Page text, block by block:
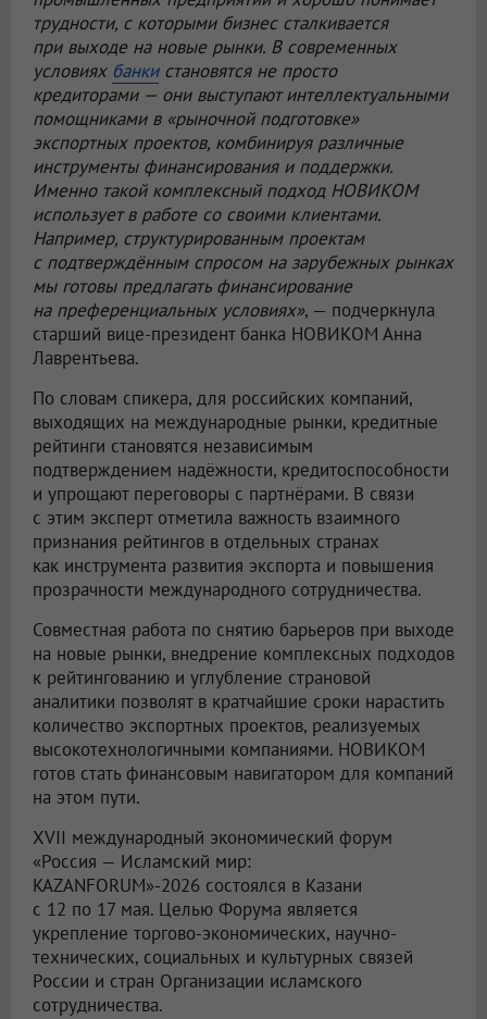
трудности, с которыми бизнес сталкивается
при выходе на новые рынки. В современных
условиях банкистановятся не просто
кредиторами — они выступают интеллектуальными
помощниками в «рыночной подготовке»
экспортных проектов, комбинируя различные
инструменты финансирования и поддержки.
Именно такой комплексный подход НОВИКОМ
использует в работе со своими клиентами.
Например, структурированным проектам
с подтверждённым спросом на зарубежных рынках
мы готовы предлагать финансирование
на преференциальных условиях», — подчеркнула
старший вице-президент банка НОВИКОМ Анна
Лаврентьева.
По словам спикера, для российских компаний,
выходящих на международные рынки, кредитные
рейтинги становятся независимым
подтверждением надёжности, кредитоспособности
и упрощают переговоры с партнёрами. В связи
с этим эксперт отметила важность взаимного
признания рейтингов в отдельных странах
как инструмента развития экспорта и повышения
прозрачности международного сотрудничества.
Совместная работа по снятию барьеров при выходе
на новые рынки, внедрение комплексных подходов
к рейтингованию и углубление страновой
аналитики позволят в кратчайшие сроки нарастить
количество экспортных проектов, реализуемых
высокотехнологичными компаниями. НОВИКОМ
готов стать финансовым навигатором для компаний
на этом пути.
XVII международный экономический форум
«Россия — Исламский мир:
KAZANFORUM»-2026 состоялся в Казани
с 12 по 17 мая. Целью Форума является
укрепление торгово-экономических, научно-
технических, социальных и культурных связей
России и стран Организации исламского
сотрудничества.